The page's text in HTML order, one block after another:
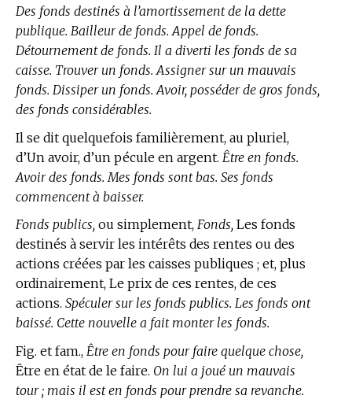
Des fonds destinés à l’amortissement de la dette
publique. Bailleur de fonds. Appel de fonds.
Détournement de fonds. Il a diverti les fonds de sa
caisse. Trouver un fonds. Assigner sur un mauvais
fonds. Dissiper un fonds. Avoir, posséder de gros fonds,
des fonds considérables.
Il se dit quelquefois familièrement, au pluriel,
d’Un avoir, d’un pécule en argent. Être en fonds.
Avoir des fonds. Mes fonds sont bas. Ses fonds
commencent à baisser.
Fonds publics, ou simplement, Fonds, Les fonds
destinés à servir les intérêts des rentes ou des
actions créées par les caisses publiques ; et, plus
ordinairement, Le prix de ces rentes, de ces
actions. Spéculer sur les fonds publics. Les fonds ont
baissé. Cette nouvelle a fait monter les fonds.
Fig. et fam., Être en fonds pour faire quelque chose,
Être en état de le faire. On lui a joué un mauvais
tour ; mais il est en fonds pour prendre sa revanche.